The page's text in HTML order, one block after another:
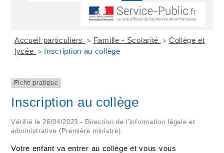
Accueil particuliers > Famille - Scolarité > Collège et
lycée
> Inscription au collège
Fiche pratique
Inscription au collège
Vérifié le 26/04/2023 - Direction de l'information légale et
administrative (Première ministre)
Votre enfant va entrer au collège et vous vous